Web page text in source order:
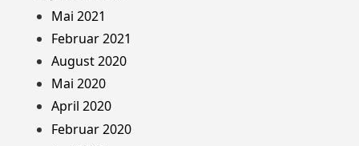
Mai 2021
Februar 2021
August 2020
Mai 2020
April 2020
Februar 2020